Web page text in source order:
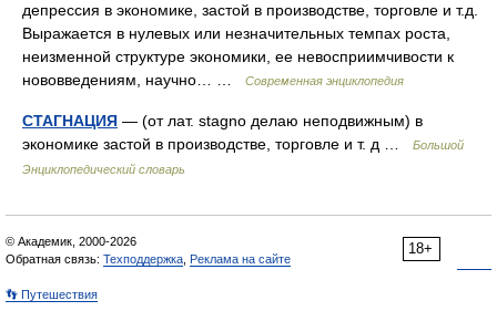
депрессия в экономике, застой в производстве, торговле и т.д.
Выражается в нулевых или незначительных темпах роста,
неизменной структуре экономики, ее невосприимчивости к
нововведениям, научно… …
Современная энциклопедия
СТАГНАЦИЯ — (от лат. stagno делаю неподвижным) в
экономике застой в производстве, торговле и т. д …
Большой
Энциклопедический словарь
18+
© Академик, 2000-2026
Обратная связь: Техподдержка Реклама на сайте
👣 Путешествия